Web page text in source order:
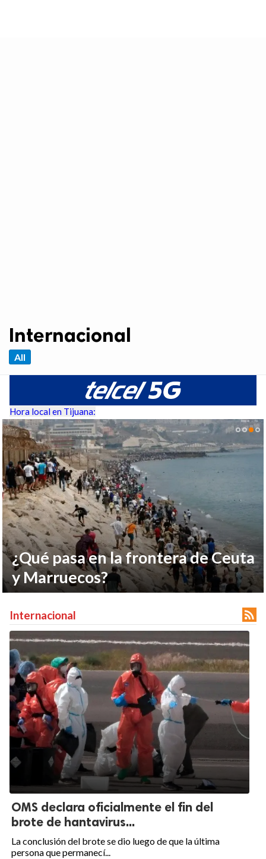
Internacional
All
Hora local en Tijuana:
¿Qué pasa en la frontera de Ceuta
y Marruecos?
Internacional 
OMS declara oficialmente el fin del
brote de hantavirus...
La conclusión del brote se dio luego de que la última
persona que permanecí...